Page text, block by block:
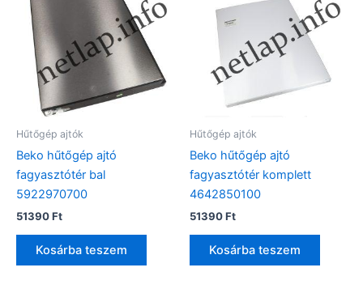
Hűtőgép ajtók
Beko hűtőgép ajtó
fagyasztótér bal
5922970700
51390Ft
Kosárba teszem
Hűtőgép ajtók
Beko hűtőgép ajtó
fagyasztótér komplett
4642850100
51390Ft
Kosárba teszem